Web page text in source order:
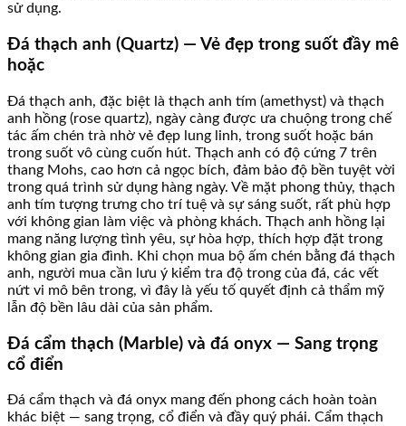
sử dụng.
Đá thạch anh (Quartz) — Vẻ đẹp trong suốt đầy mê
hoặc
Đá thạch anh, đặc biệt là thạch anh tím (amethyst) và thạch
anh hồng (rose quartz), ngày càng được ưa chuộng trong chế
tác ấm chén trà nhờ vẻ đẹp lung linh, trong suốt hoặc bán
trong suốt vô cùng cuốn hút. Thạch anh có độ cứng 7 trên
thang Mohs, cao hơn cả ngọc bích, đảm bảo độ bền tuyệt vời
trong quá trình sử dụng hàng ngày. Về mặt phong thủy, thạch
anh tím tượng trưng cho trí tuệ và sự sáng suốt, rất phù hợp
với không gian làm việc và phòng khách. Thạch anh hồng lại
mang năng lượng tình yêu, sự hòa hợp, thích hợp đặt trong
không gian gia đình. Khi chọn mua bộ ấm chén bằng đá thạch
anh, người mua cần lưu ý kiểm tra độ trong của đá, các vết
nứt vi mô bên trong, vì đây là yếu tố quyết định cả thẩm mỹ
lẫn độ bền lâu dài của sản phẩm.
Đá cẩm thạch (Marble) và đá onyx — Sang trọng
cổ điển
Đá cẩm thạch và đá onyx mang đến phong cách hoàn toàn
khác biệt — sang trọng, cổ điển và đầy quý phái. Cẩm thạch